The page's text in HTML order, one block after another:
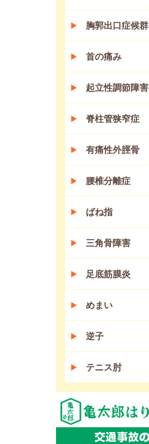
胸郭出口症候群
首の痛み
起立性調節障害
脊柱管狭窄症
有痛性外脛骨
腰椎分離症
ばね指
三角骨障害
足底筋膜炎
めまい
逆子
テニス肘